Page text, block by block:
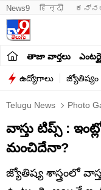
News9 हिन्दी
తాజా వార్తలు
ఉద్యోగాలు జ్యోతిష్యం
Telugu News Photo
వాస్తు టిప్స్ :
మంచిదేనా?
జ్యోతిష్య శాస్త్రంలో